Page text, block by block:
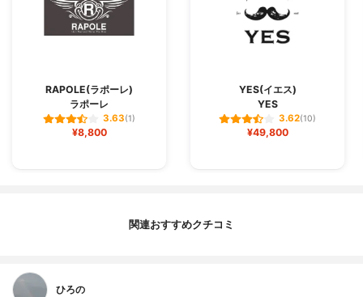
RAPOLE(ラポーレ)
ラポーレ
3.63(1)
¥8,800
YES(イエス)
YES
3.62(10)
¥49,800
関連おすすめクチコミ
ひろの